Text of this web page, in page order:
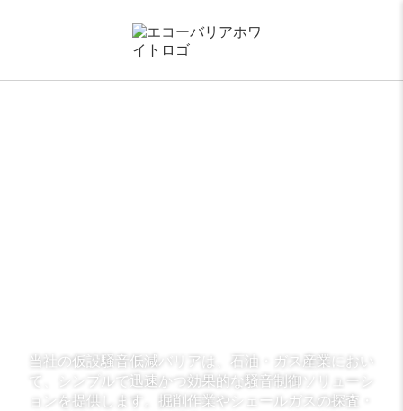
当社の仮設騒音低減バリアは、石油・ガス産業におい
て、シンプルで迅速かつ効果的な騒音制御ソリューシ
ョンを提供します。掘削作業やシェールガスの探査・